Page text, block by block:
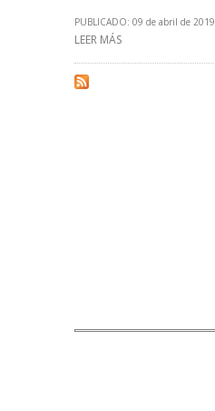
PUBLICADO: 09 de abril de 2019
LEER MÁS